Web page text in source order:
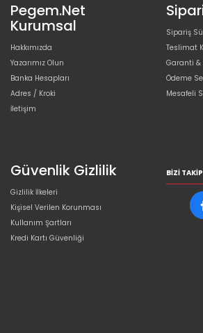
Pegem.Net
Kurumsal
Hakkımızda
Yazarımız Olun
Banka Hesapları
Adres / Kroki
İletişim
Sipariş
Teslimat
Garanti &
Ödeme
Mesafeli
Güvenlik Gizlilik
Gizlilik İlkeleri
Kişisel Verilen Korunması
Kullanım Şartları
Kredi Kartı Güvenliği
BIZI